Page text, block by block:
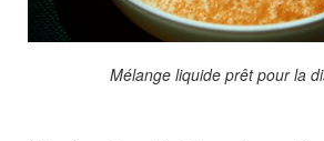
Mélange liquide prêt pour la